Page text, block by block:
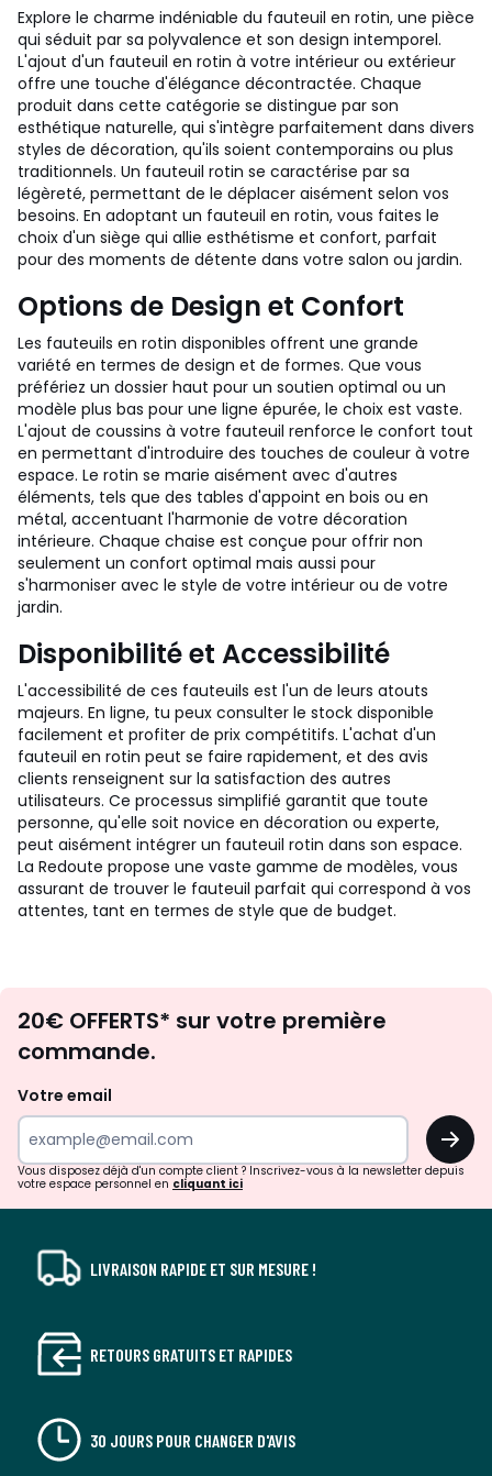
Explore le charme indéniable du fauteuil en rotin, une pièce
qui séduit par sa polyvalence et son design intemporel.
L'ajout d'un fauteuil en rotin à votre intérieur ou extérieur
offre une touche d'élégance décontractée. Chaque
produit dans cette catégorie se distingue par son
esthétique naturelle, qui s'intègre parfaitement dans divers
styles de décoration, qu'ils soient contemporains ou plus
traditionnels. Un fauteuil rotin se caractérise par sa
légèreté, permettant de le déplacer aisément selon vos
besoins. En adoptant un fauteuil en rotin, vous faites le
choix d'un siège qui allie esthétisme et confort, parfait
pour des moments de détente dans votre salon ou jardin.
Options de Design et Confort
Les fauteuils en rotin disponibles offrent une grande
variété en termes de design et de formes. Que vous
préfériez un dossier haut pour un soutien optimal ou un
modèle plus bas pour une ligne épurée, le choix est vaste.
L'ajout de coussins à votre fauteuil renforce le confort tout
en permettant d'introduire des touches de couleur à votre
espace. Le rotin se marie aisément avec d'autres
éléments, tels que des tables d'appoint en bois ou en
métal, accentuant l'harmonie de votre décoration
intérieure. Chaque chaise est conçue pour offrir non
seulement un confort optimal mais aussi pour
s'harmoniser avec le style de votre intérieur ou de votre
jardin.
Disponibilité et Accessibilité
L'accessibilité de ces fauteuils est l'un de leurs atouts
majeurs. En ligne, tu peux consulter le stock disponible
facilement et profiter de prix compétitifs. L'achat d'un
fauteuil en rotin peut se faire rapidement, et des avis
clients renseignent sur la satisfaction des autres
utilisateurs. Ce processus simplifié garantit que toute
personne, qu'elle soit novice en décoration ou experte,
peut aisément intégrer un fauteuil rotin dans son espace.
La Redoute propose une vaste gamme de modèles, vous
assurant de trouver le fauteuil parfait qui correspond à vos
attentes, tant en termes de style que de budget.
d'inspirations
surprises?
20€ OFFERTS* sur votre première
commande.
Votre email
OK
Vous disposez déjà d'un compte client ? Inscrivez-vous à la newsletter depuis
votre espace personnel en cliquant ici
LIVRAISON RAPIDE ET SUR MESURE !
RETOURS GRATUITS ET RAPIDES
30 JOURS POUR CHANGER D'AVIS